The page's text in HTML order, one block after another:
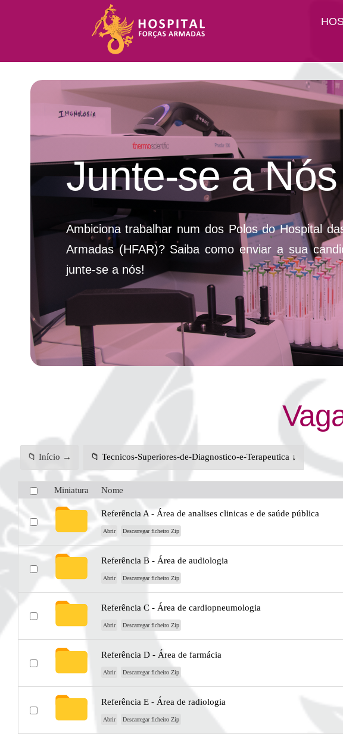
Junte-se a Nós
Ambiciona trabalhar num dos Polos do Hospital
Armadas (HFAR)? Saiba como enviar a sua
junte-se a nós!
📁 Início → 📁 Tecnicos-Superiores-de-Diagnostico-e-Terapeutica ↓
Miniatura Nome
Referência A - Área de analises clinicas e de saúde pública
Abrir Descarregar ficheiro Zip
Referência B - Área de audiologia
Abrir Descarregar ficheiro Zip
Referência C - Área de cardiopneumologia
Abrir Descarregar ficheiro Zip
Referência D - Área de farmácia
Abrir Descarregar ficheiro Zip
Referência E - Área de radiologia
Abrir Descarregar ficheiro Zip